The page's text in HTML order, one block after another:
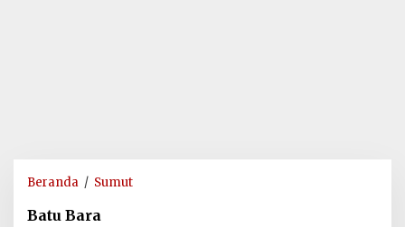
Beranda / SumutDarwis:
Batu Bara